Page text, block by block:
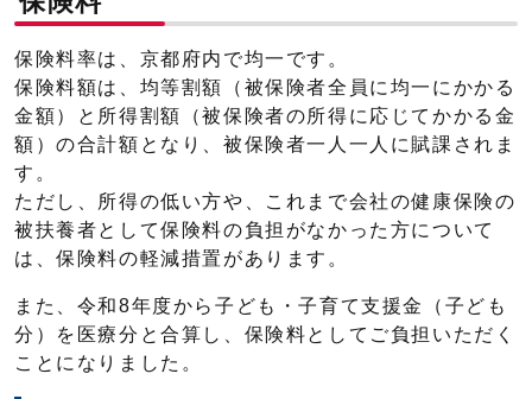
保険料率は、京都府内で均一です。
保険料額は、均等割額（被保険者全員に均一にかかる
金額）と所得割額（被保険者の所得に応じてかかる金
額）の合計額となり、被保険者一人一人に賦課されま
す。
ただし、所得の低い方や、これまで会社の健康保険の
被扶養者として保険料の負担がなかった方について
は、保険料の軽減措置があります。
また、令和8年度から子ども・子育て支援金（子ども
分）を医療分と合算し、保険料としてご負担いただく
ことになりました。